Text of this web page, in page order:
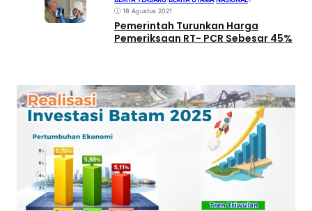
18 Agustus 2021
Pemerintah Turunkan Harga
Pemeriksaan RT- PCR Sebesar 45%